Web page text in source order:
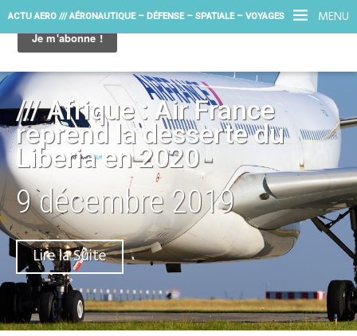
MENU
ACTU AERO /// AÉRONAUTIQUE – DÉFENSE – SPATIALE – VOYAGES
/// Afrique : Air France
reprend la desserte du
Liberia en 2020
9 décembre 2019
Lire la Suite